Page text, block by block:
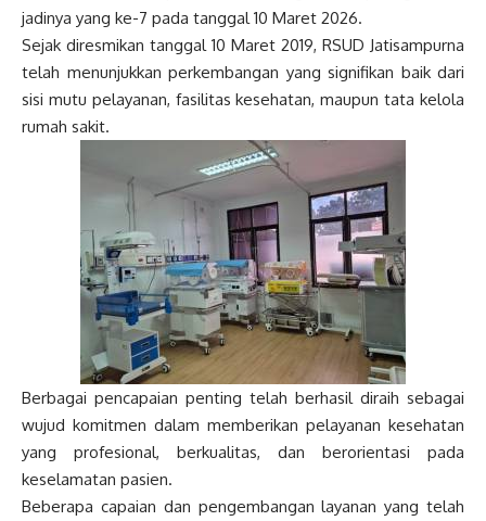
jadinya yang ke-7 pada tanggal 10 Maret 2026.
Sejak diresmikan tanggal 10 Maret 2019, RSUD Jatisampurna
telah menunjukkan perkembangan yang signifikan baik dari
sisi mutu pelayanan, fasilitas kesehatan, maupun tata kelola
rumah sakit.
Berbagai pencapaian penting telah berhasil diraih sebagai
wujud komitmen dalam memberikan pelayanan kesehatan
yang profesional, berkualitas, dan berorientasi pada
keselamatan pasien.
Beberapa capaian dan pengembangan layanan yang telah